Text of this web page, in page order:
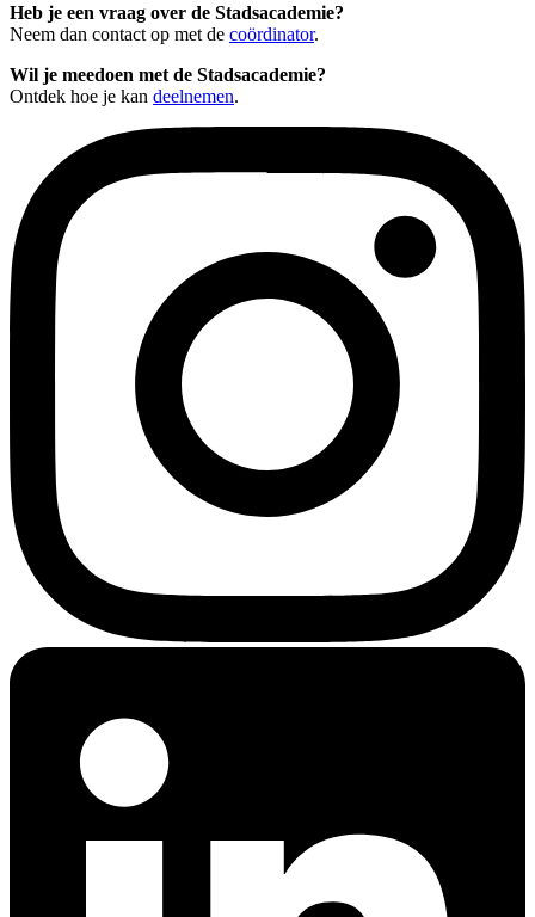
Heb je een vraag over de Stadsacademie?
Neem dan contact op met de coördinator.
Wil je meedoen met de Stadsacademie?
Ontdek hoe je kan deelnemen.